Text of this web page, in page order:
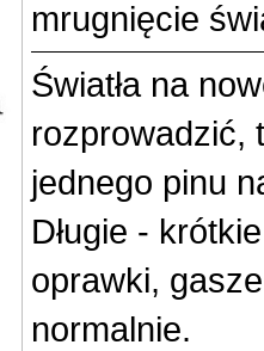
mrugnięcie
Światła na
rozprowadzić,
jednego pinu
Długie -
oprawki,
normalnie.